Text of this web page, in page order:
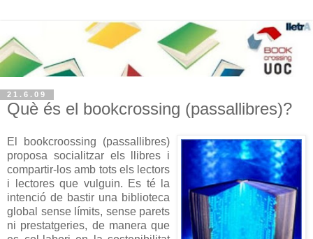
21.6.09
Què és el bookcrossing (passallibres)?
El
bookcroossing (passallibres)
proposa socialitzar els llibres i
compartir-los amb tots els lectors
i lectores que vulguin. Es té la
intenció de bastir una biblioteca
global sense límits, sense parets
ni prestatgeries, de manera que